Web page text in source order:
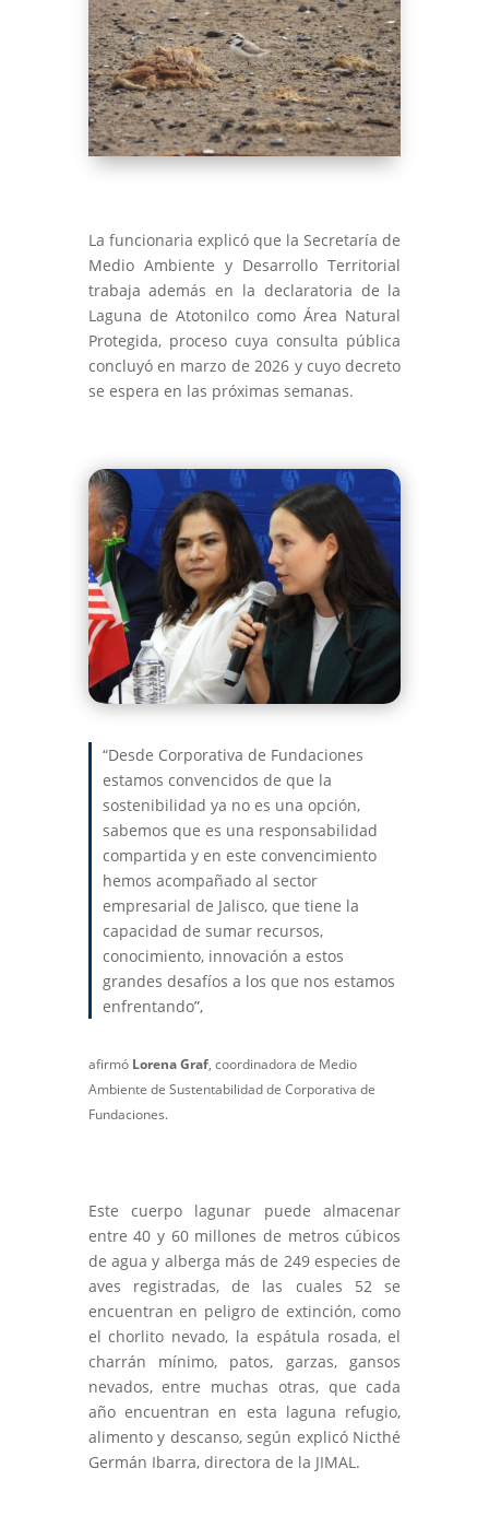
La funcionaria explicó que la Secretaría de
Medio Ambiente y Desarrollo Territorial
trabaja además en la declaratoria de la
Laguna de Atotonilco como Área Natural
Protegida, proceso cuya consulta pública
concluyó en marzo de 2026 y cuyo decreto
se espera en las próximas semanas.
“Desde Corporativa de Fundaciones
estamos convencidos de que la
sostenibilidad ya no es una opción,
sabemos que es una responsabilidad
compartida y en este convencimiento
hemos acompañado al sector
empresarial de Jalisco, que tiene la
capacidad de sumar recursos,
conocimiento, innovación a estos
grandes desafíos a los que nos estamos
enfrentando”,
afirmó Lorena Graf, coordinadora de Medio
Ambiente de Sustentabilidad de Corporativa de
Fundaciones.
Este cuerpo lagunar puede almacenar
entre 40 y 60 millones de metros cúbicos
de agua y alberga más de 249 especies de
aves registradas, de las cuales 52 se
encuentran en peligro de extinción, como
el chorlito nevado, la espátula rosada, el
charrán mínimo, patos, garzas, gansos
nevados, entre muchas otras, que cada
año encuentran en esta laguna refugio,
alimento y descanso, según explicó Nicthé
Germán Ibarra, directora de la JIMAL.